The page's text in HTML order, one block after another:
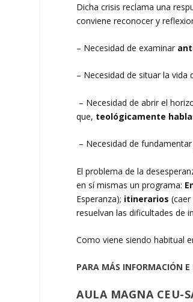
Dicha crisis reclama una
conviene reconocer y
– Necesidad de examinar
– Necesidad de situar la vida
– Necesidad de abrir el
que, teológicamente
– Necesidad de
El problema de la
en sí mismas un programa:
Esperanza); itinerarios
resuelvan las dificultades de
Como viene siendo habitual
PARA MÁS INFORMACIÓN E
AULA MAGNA CEU-